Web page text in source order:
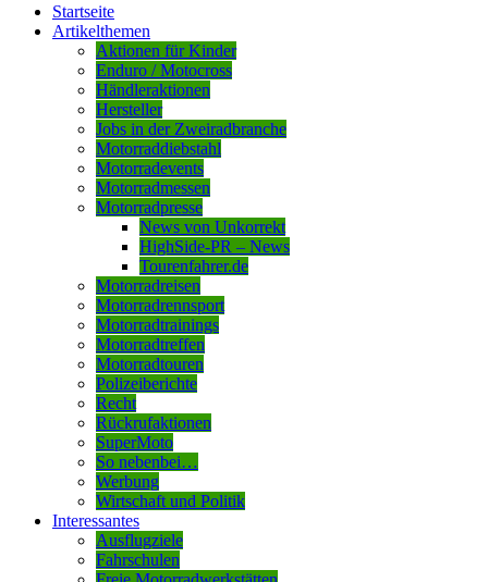
Startseite
Artikelthemen
Aktionen für Kinder
Enduro / Motocross
Händleraktionen
Hersteller
Jobs in der Zweiradbranche
Motorraddiebstahl
Motorradevents
Motorradmessen
Motorradpresse
News von Unkorrekt
HighSide-PR – News
Tourenfahrer.de
Motorradreisen
Motorradrennsport
Motorradtrainings
Motorradtreffen
Motorradtouren
Polizeiberichte
Recht
Rückrufaktionen
SuperMoto
So nebenbei…
Werbung
Wirtschaft und Politik
Interessantes
Ausflugziele
Fahrschulen